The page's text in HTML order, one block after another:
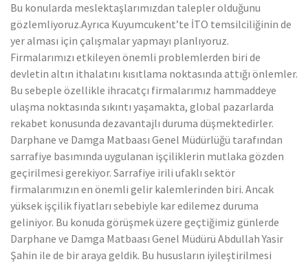
Bu konularda meslektaşlarımızdan talepler olduğunu
gözlemliyoruz.Ayrıca Kuyumcukent’te İTO temsilciliğinin de
yer alması için çalışmalar yapmayı planlıyoruz.
Firmalarımızı etkileyen önemli problemlerden biri de
devletin altın ithalatını kısıtlama noktasında attığı önlemler.
Bu sebeple özellikle ihracatçı firmalarımız hammaddeye
ulaşma noktasında sıkıntı yaşamakta, global pazarlarda
rekabet konusunda dezavantajlı duruma düşmektedirler.
Darphane ve Damga Matbaası Genel Müdürlüğü tarafından
sarrafiye basımında uygulanan işçiliklerin mutlaka gözden
geçirilmesi gerekiyor. Sarrafiye irili ufaklı sektör
firmalarımızın en önemli gelir kalemlerinden biri. Ancak
yüksek işçilik fiyatları sebebiyle kar edilemez duruma
geliniyor. Bu konuda görüşmek üzere geçtiğimiz günlerde
Darphane ve Damga Matbaası Genel Müdürü Abdullah Yasir
Şahin ile de bir araya geldik. Bu hususların iyileştirilmesi